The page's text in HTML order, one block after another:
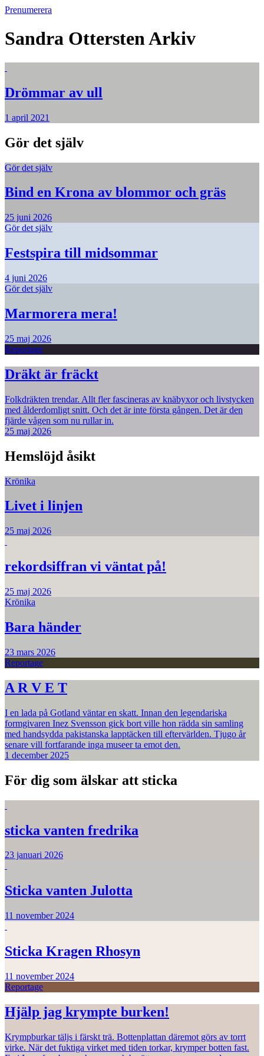
Prenumerera
Sandra OtterstenArkiv
Drömmar av ull
1 april 2021
Gör det själv
Gör det själv
Bind en Krona av blommor och gräs
25 juni 2026
Gör det själv
Festspira till midsommar
4 juni 2026
Gör det själv
Marmorera mera!
25 maj 2026
Reportage
Dräkt är fräckt
Folkdräkten trendar. Allt fler fascineras av knäbyxor och livstycken
med ålderdomligt snitt. Och det är inte första gången. Det är den
fjärde vågen som nu rullar in.
25 maj 2026
Hemslöjd åsikt
Krönika
Livet i linjen
25 maj 2026
rekordsiffran vi väntat på!
25 maj 2026
Krönika
Bara händer
23 mars 2026
Reportage
A R V E T
I en lada på Gotland väntar en skatt. Innan den legendariska
formgivaren Inez Svensson gick bort ville hon rädda sin samling
med handsydda pakistanska lapptäcken till eftervärlden. Tjugo år
senare vill fortfarande inga museer ta emot den.
1 december 2025
För dig som älskar att sticka
sticka vanten fredrika
23 januari 2026
Sticka vanten Julotta
11 november 2024
Sticka Kragen Rhosyn
11 november 2024
Reportage
Hjälp jag krympte burken!
Krympburkar täljs i färskt trä. Bottenplattan däremot görs av torrt
virke. När det fuktiga virket med tiden torkar, krymper botten fast.